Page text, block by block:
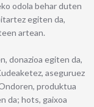
odola behar duten
egiten da,
artean.
donazioa egiten da,
aseguruez
produktua
da; hots, gaixoa